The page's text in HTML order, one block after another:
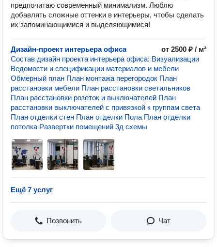
предпочитаю современный минимализм. Люблю
добавлять сложные оттенки в интерьеры, чтобы сделать
их запоминающимися и выделяющимися!
Дизайн-проект интерьера офиса
от 2500 ₽ / м²
Состав дизайн проекта интерьера офиса: Визуализации
Ведомости и спецификации материалов и мебели
Обмерный план План монтажа перегородок План
расстановки мебели План расстановки светильников
План расстановки розеток и выключателей План
расстановки выключателей с привязкой к группам света
План отделки стен План отделки Пола План отделки
потолка Развертки помещений 3д схемы
Ещё 7 услуг
Позвонить Чат